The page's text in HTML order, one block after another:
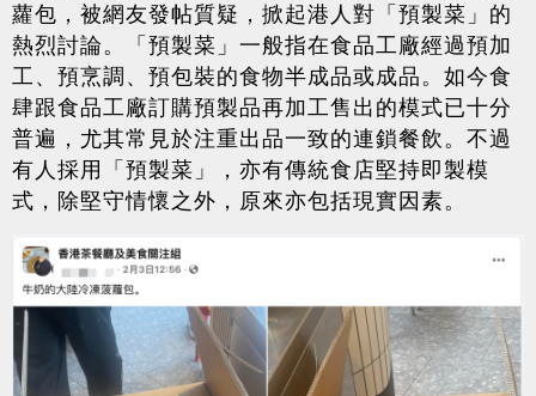
蘿包，被網友發帖質疑，掀起港人對「預製菜」的
熱烈討論。「預製菜」一般指在食品工廠經過預加
工、預烹調、預包裝的食物半成品或成品。如今食
肆跟食品工廠訂購預製品再加工售出的模式已十分
普遍，尤其常見於注重出品一致的連鎖餐飲。不過
有人採用「預製菜」，亦有傳統食店堅持即製模
式，除堅守情懷之外，原來亦包括現實因素。